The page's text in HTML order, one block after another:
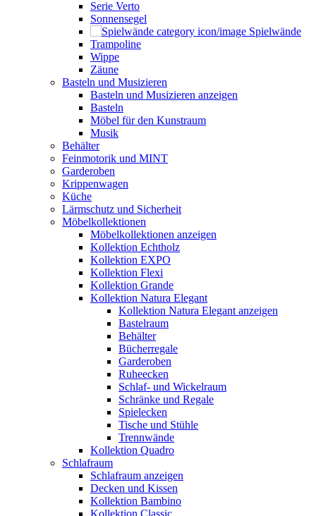
Serie Verto
Sonnensegel
Spielwände
Trampoline
Wippe
Zäune
Basteln und Musizieren
Basteln und Musizieren anzeigen
Basteln
Möbel für den Kunstraum
Musik
Behälter
Feinmotorik und MINT
Garderoben
Krippenwagen
Küche
Lärmschutz und Sicherheit
Möbelkollektionen
Möbelkollektionen anzeigen
Kollektion Echtholz
Kollektion EXPO
Kollektion Flexi
Kollektion Grande
Kollektion Natura Elegant
Kollektion Natura Elegant anzeigen
Bastelraum
Behälter
Bücherregale
Garderoben
Ruheecken
Schlaf- und Wickelraum
Schränke und Regale
Spielecken
Tische und Stühle
Trennwände
Kollektion Quadro
Schlafraum
Schlafraum anzeigen
Decken und Kissen
Kollektion Bambino
Kollektion Classic